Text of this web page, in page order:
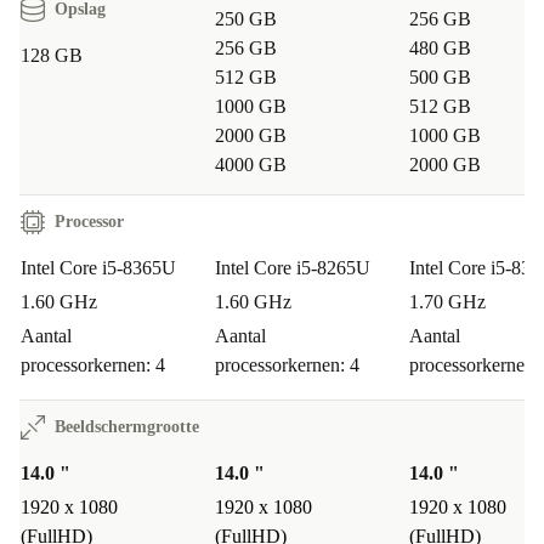
prestaties en een helder scherm, ideaal voor
videovergaderingen en productief thuiswerken.
Is deze laptop geschikt voor studenten?
Zeker. Dankzij het compacte formaat en de krachtige
prestaties neem je de EliteBook makkelijk mee naar
college of de bibliotheek.
Kan ik zware programma’s draaien, zoals foto- of
videobewerking?
Met de Intel Core i5-processor en het snelle geheugen
kun je prima werken met veeleisende programma’s voor
studie of werk.
Zorgeloos bestellen bij refurbed
Je ontvangt minimaal 12 maanden garantie op deze
Opslag
128 GB
250 GB
256 GB
512 GB
1000 GB
2000 GB
4000 GB
256 GB
480 GB
500 GB
512 GB
1000 GB
2000 GB
Processor
Intel Core i5-8365U
1.60 GHz
Aantal
processorkernen: 4
Intel Core i5-8265U
1.60 GHz
Aantal
processorkernen: 4
Intel Core i5-
1.70 GHz
Aantal
processorkernen:
Beeldschermgrootte
14.0 "
1920 x 1080
(FullHD)
14.0 "
1920 x 1080
(FullHD)
14.0 "
1920 x 1080
(FullHD)